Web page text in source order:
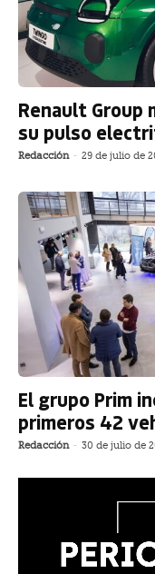
Renault Group
su pulso
Redacción - 29 de julio de
El grupo Prim
primeros 42
Redacción - 30 de julio de